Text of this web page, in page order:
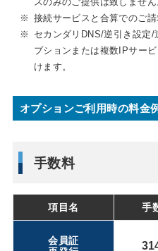
※ 接続サービスと合算でのご請
※
セカンダリDNS/逆引き設定
プションまたは複数IPサー
けます。
オプションご利用時の料金
手数料
項目名 手
会員証